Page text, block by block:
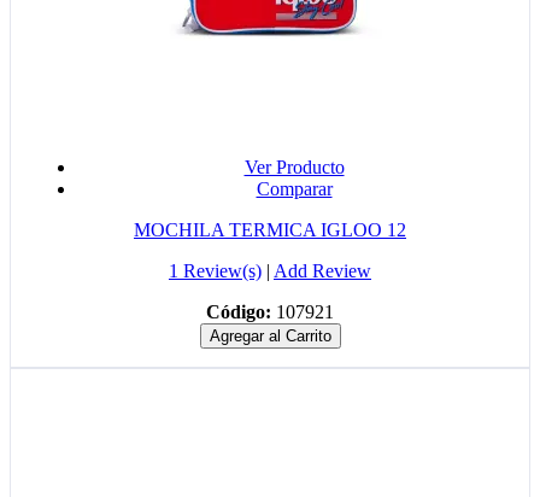
Ver Producto
Comparar
MOCHILA TERMICA IGLOO 12
1 Review(s) | Add Review
Código: 107921
Agregar al Carrito